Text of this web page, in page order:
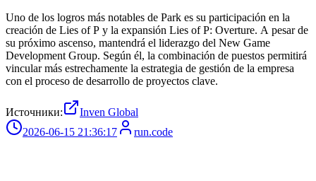
Uno de los logros más notables de Park es su participación en la
creación de Lies of P y la expansión Lies of P: Overture. A pesar de
su próximo ascenso, mantendrá el liderazgo del New Game
Development Group. Según él, la combinación de puestos permitirá
vincular más estrechamente la estrategia de gestión de la empresa
con el proceso de desarrollo de proyectos clave.
Источники:
Inven Global
2026-06-15 21:36:17
run.code